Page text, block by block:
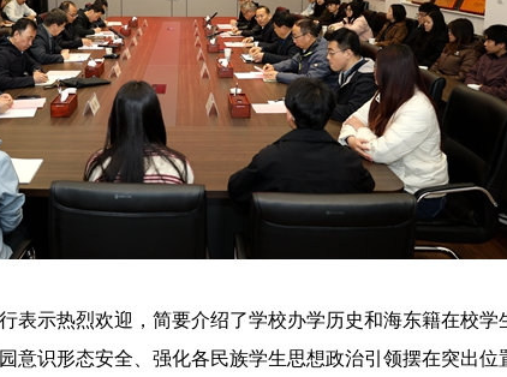
表示热烈欢迎，简要介绍了学校办学历史和海东籍在校学
意识形态安全、强化各民族学生思想政治引领摆在突出位